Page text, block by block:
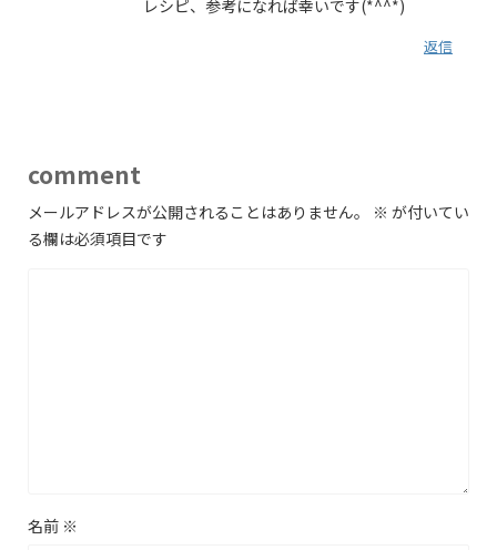
レシピ、参考になれば幸いです(*^^*)
返信
comment
メールアドレスが公開されることはありません。 ※ が付いてい
る欄は必須項目です
名前 ※